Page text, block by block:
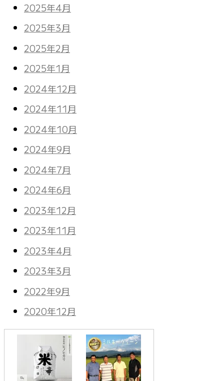
2025年4月
2025年3月
2025年2月
2025年1月
2024年12月
2024年11月
2024年10月
2024年9月
2024年7月
2024年6月
2023年12月
2023年11月
2023年4月
2023年3月
2022年9月
2020年12月